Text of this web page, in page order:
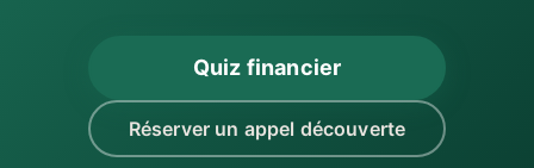
Quiz financier
Réserver un appel découverte